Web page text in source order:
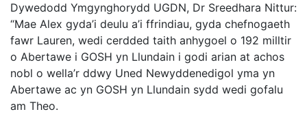
Dywedodd Ymgynghorydd UGDN, Dr Sreedhara Nittur:
“Mae Alex gyda’i deulu a’i ffrindiau, gyda chefnogaeth
fawr Lauren, wedi cerdded taith anhygoel o 192 milltir
o Abertawe i GOSH yn Llundain i godi arian at achos
nobl o wella’r ddwy Uned Newyddenedigol yma yn
Abertawe ac yn GOSH yn Llundain sydd wedi gofalu
am Theo.